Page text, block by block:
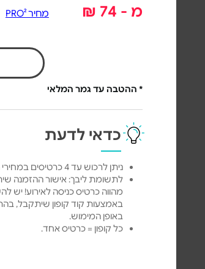
מ - 74 ₪ מחיר PRO²
* ההטבה עד גמר המלאי
כדאי לדעת
ניתן לרכוש עד 4 כרטיסים במחירי ההטבה.
לתשומת ליבך: אישור ההזמנה
מהווה כרטיס כניסה לאירוע! יש
באמצעות קוד קופון שיתקבל,
באופן המימוש.
כל קופון = כרטיס אחד.